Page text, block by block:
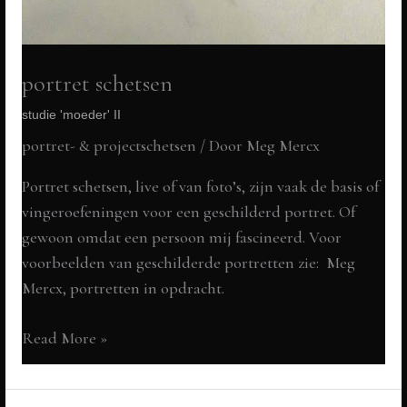
portret schetsen
studie 'moeder' II
portret- & projectschetsen / Door Meg Mercx
Portret schetsen, live of van foto’s, zijn vaak de basis of
vingeroefeningen voor een geschilderd portret. Of
gewoon omdat een persoon mij fascineerd. Voor
voorbeelden van geschilderde portretten zie: Meg
Mercx, portretten in opdracht.
portret
schetsen
studie
Read More »